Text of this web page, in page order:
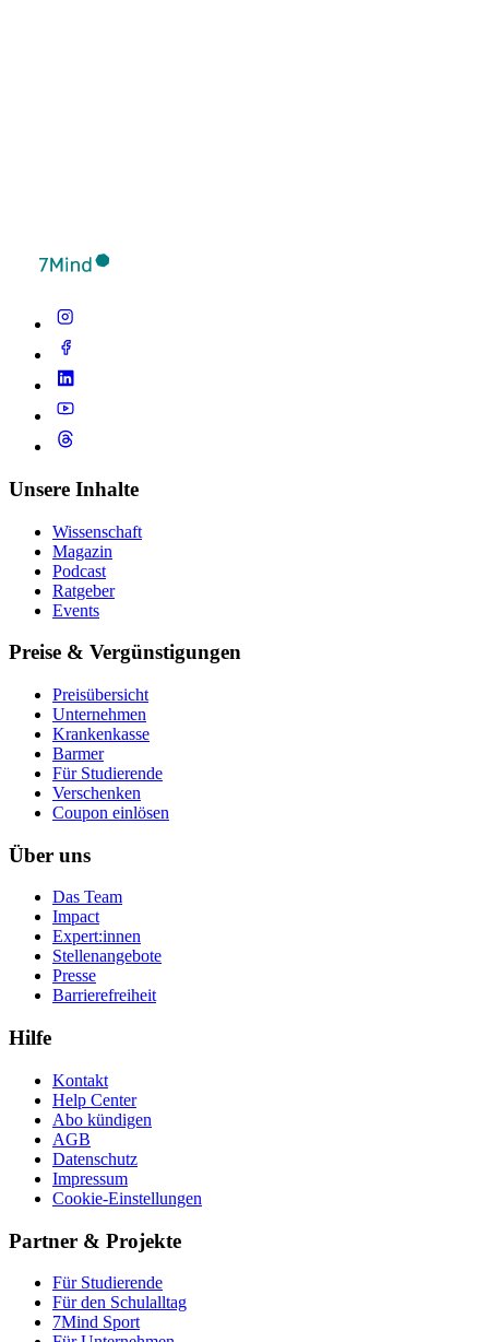
Unsere Inhalte
Wissenschaft
Magazin
Podcast
Ratgeber
Events
Preise & Vergünstigungen
Preisübersicht
Unternehmen
Krankenkasse
Barmer
Für Studierende
Ver­schen­ken
Coupon einlösen
Über uns
Das Team
Impact
Expert:innen
Stellenangebote
Presse
Barrierefreiheit
Hilfe
Kontakt
Help Center
Abo kündigen
AGB
Datenschutz
Impressum
Cookie-Einstellungen
Partner & Projekte
Für Stu­die­rende
Für den Schulalltag
7Mind Sport